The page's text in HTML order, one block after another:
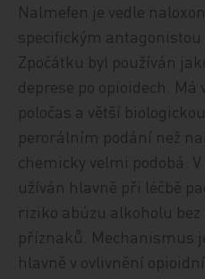
Nalmefen je vedle
specifickým antagonistou
Zpočátku byl používán
deprese po opioidech.
poločas a větší
perorálním podání než
chemicky velmi podobá.
užíván hlavně při léčbě
riziko abúzu alkoholu
příznaků. Mechanismus
hlavně v ovlivnění